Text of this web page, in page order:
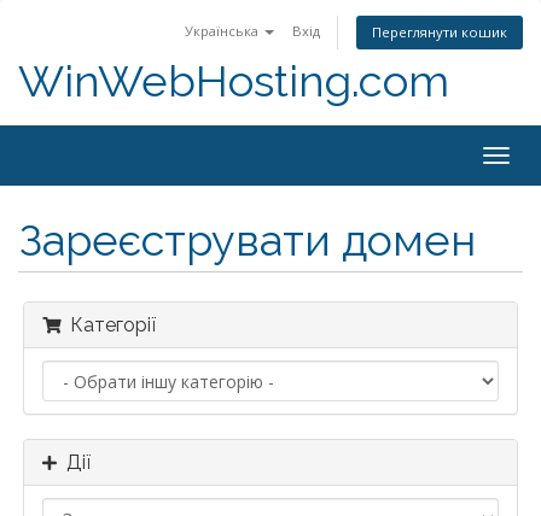
Українська Вхід Переглянути кошик
WinWebHosting.com
Зареєструвати домен
Категорії
Дії